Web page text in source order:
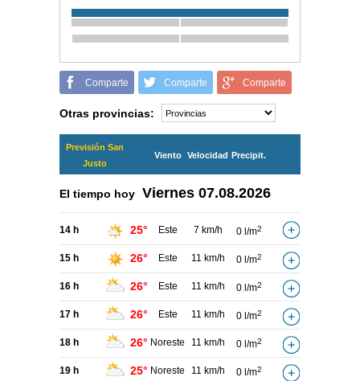
Comparte Comparte Comparte
Otras provincias:
Previsión San
Justo
Viento Velocidad Precipit.
El tiempo hoy Viernes 07.08.2026
14 h 25° Este 7 km/h 0 l/m2
15 h 26° Este 11 km/h 0 l/m2
16 h 26° Este 11 km/h 0 l/m2
17 h 26° Este 11 km/h 0 l/m2
18 h 26° Noreste 11 km/h 0 l/m2
19 h 25° Noreste 11 km/h 0 l/m2